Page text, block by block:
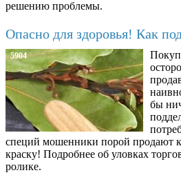
решению проблемы.
Опасно для здоровья! Как
5904
бы
специй мошенники порой продают
краску! Подробнее об уловках
ролике.